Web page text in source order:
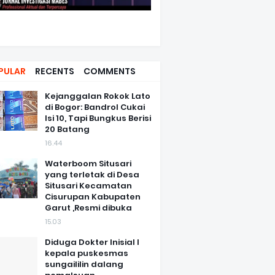
RECENTS COMMENTS
Kejanggalan Rokok Lato
di Bogor: Bandrol Cukai
Isi 10, Tapi Bungkus Berisi
20 Batang
16.44
Waterboom Situsari
yang terletak di Desa
Situsari Kecamatan
Cisurupan Kabupaten
Garut ,Resmi dibuka
15.03
Diduga Dokter Inisial I
kepala puskesmas
sungaililin dalang